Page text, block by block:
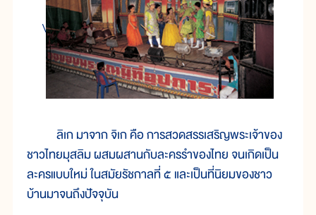
\
ลิเก มาจาก จิเก คือ การสวดสรรเสริญพระเจ้าของ
ชาวไทยมุสลิม ผสมผสานกับละครรำของไทย จนเกิดเป็น
ละครแบบใหม่ ในสมัยรัชกาลที่ ๕ และเป็นที่นิยมของชาว
บ้านมาจนถึงปัจจุบัน